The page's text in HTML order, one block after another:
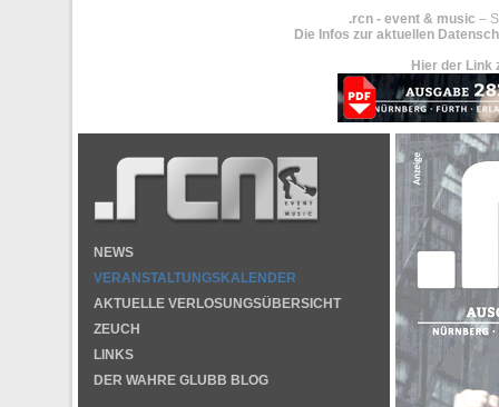
.rcn - event & music –
Die Infos zur aktuellen
Hier der Link
NEWS
VERANSTALTUNGSKALENDER
AKTUELLE VERLOSUNGSÜBERSICHT
ZEUCH
LINKS
DER WAHRE GLUBB BLOG